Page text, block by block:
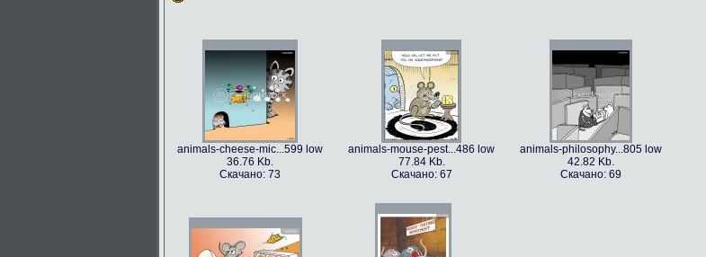
animals-cheese-mic...599 low
36.76 Kb.
Скачано: 73
animals-mouse-pest...486 low
77.84 Kb.
Скачано: 67
animals-philosophy...805 low
42.82 Kb.
Скачано: 69